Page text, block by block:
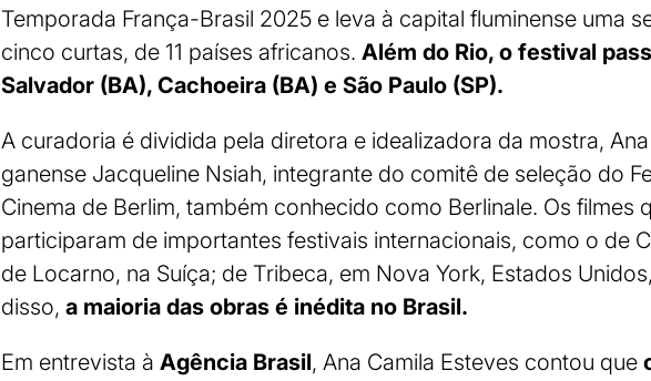
Temporada França-Brasil 2025 e leva à capital fluminense uma
cinco curtas, de 11 países africanos. Além do Rio, o festival
Salvador (BA), Cachoeira (BA) e São Paulo (SP).
A curadoria é dividida pela diretora e idealizadora da mostra,
ganense Jacqueline Nsiah, integrante do comitê de seleção do
Cinema de Berlim, também conhecido como Berlinale. Os filmes
participaram de importantes festivais internacionais, como o de
de Locarno, na Suíça; de Tribeca, em Nova York, Estados
disso, a maioria das obras é inédita no Brasil.
Em entrevista à Agência Brasil, Ana Camila Esteves contou que